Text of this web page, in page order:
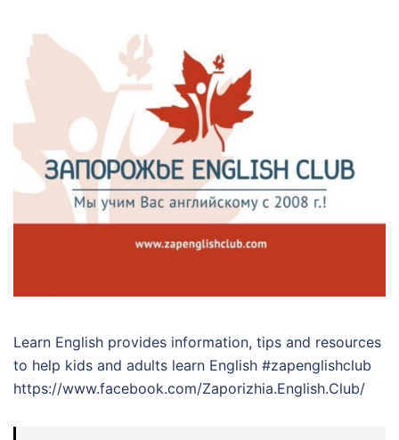
Learn English provides information, tips and resources
to help kids and adults learn English #zapenglishclub
https://www.facebook.com/Zaporizhia.English.Club/